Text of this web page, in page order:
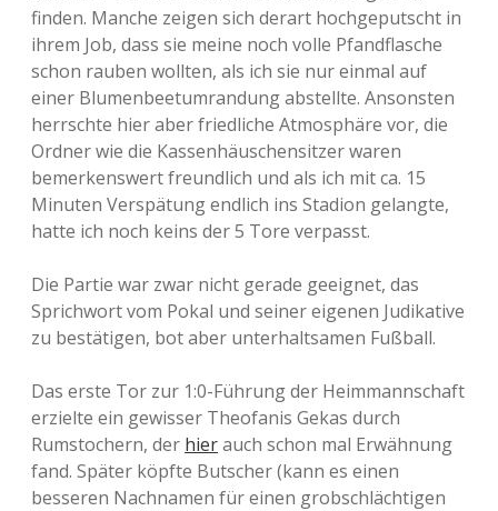
finden. Manche zeigen sich derart hochgeputscht in
ihrem Job, dass sie meine noch volle Pfandflasche
schon rauben wollten, als ich sie nur einmal auf
einer Blumenbeetumrandung abstellte. Ansonsten
herrschte hier aber friedliche Atmosphäre vor, die
Ordner wie die Kassenhäuschensitzer waren
bemerkenswert freundlich und als ich mit ca. 15
Minuten Verspätung endlich ins Stadion gelangte,
hatte ich noch keins der 5 Tore verpasst.
Die Partie war zwar nicht gerade geeignet, das
Sprichwort vom Pokal und seiner eigenen Judikative
zu bestätigen, bot aber unterhaltsamen Fußball.
Das erste Tor zur 1:0-Führung der Heimmannschaft
erzielte ein gewisser Theofanis Gekas durch
Rumstochern, der hierauch schon mal Erwähnung
fand. Später köpfte Butscher (kann es einen
besseren Nachnamen für einen grobschlächtigen